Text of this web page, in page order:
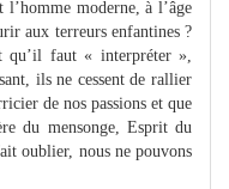
moderne, à l’âge
aux terreurs enfantines ?
qu’il faut « interpréter »,
ils ne cessent de rallier
de nos passions et que
du mensonge, Esprit du
oublier, nous ne pouvons